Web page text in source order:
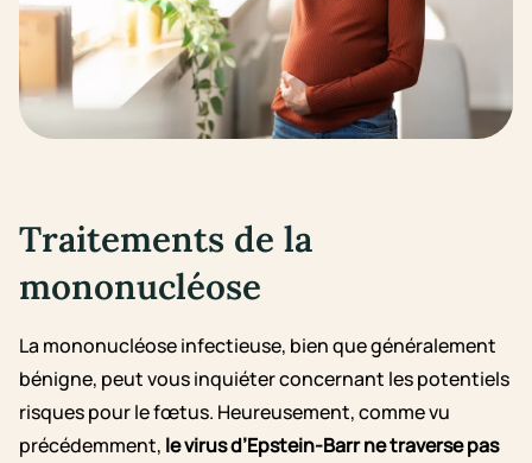
Traitements de la
mononucléose
La mononucléose infectieuse, bien que généralement
bénigne, peut vous inquiéter concernant les potentiels
risques pour le fœtus. Heureusement, comme vu
précédemment, le virus d’Epstein-Barr ne traverse pas